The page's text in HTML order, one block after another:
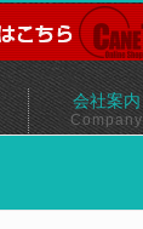
会社案内
Company